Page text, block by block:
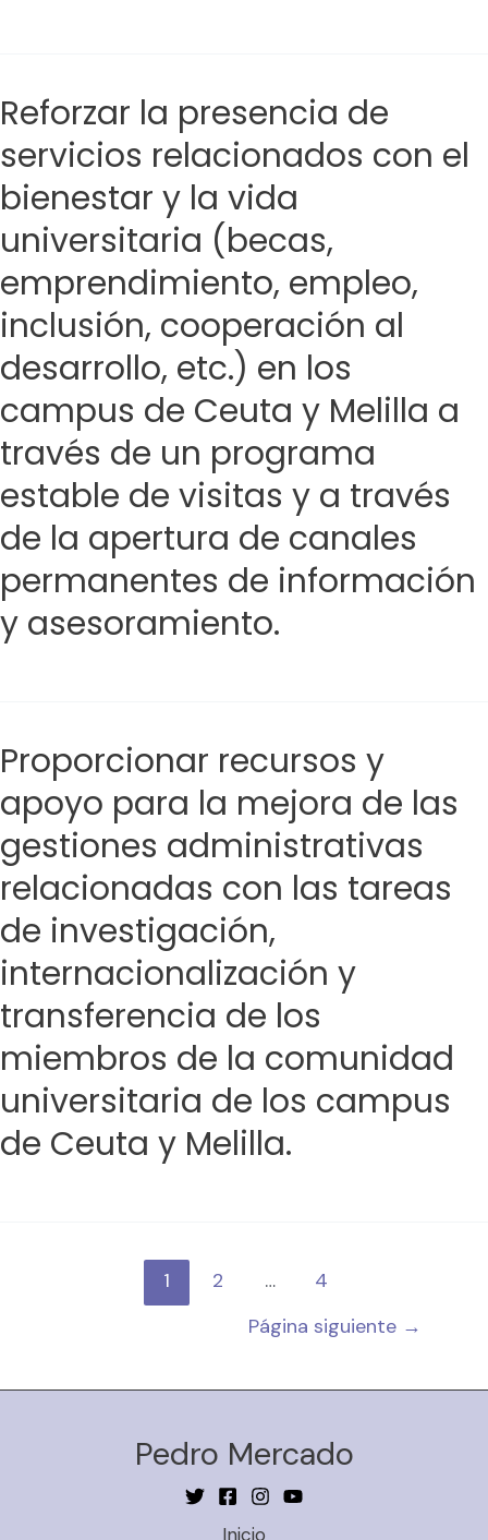
Reforzar la presencia de
servicios relacionados con el
bienestar y la vida
universitaria (becas,
emprendimiento, empleo,
inclusión, cooperación al
desarrollo, etc.) en los
campus de Ceuta y Melilla a
través de un programa
estable de visitas y a través
de la apertura de canales
permanentes de información
y asesoramiento.
Proporcionar recursos y
apoyo para la mejora de las
gestiones administrativas
relacionadas con las tareas
de investigación,
internacionalización y
transferencia de los
miembros de la comunidad
universitaria de los campus
de Ceuta y Melilla.
1 2 …
4
Página siguiente →
Pedro Mercado
Inicio